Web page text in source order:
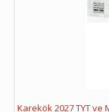
Karekök 2027 TYT ve